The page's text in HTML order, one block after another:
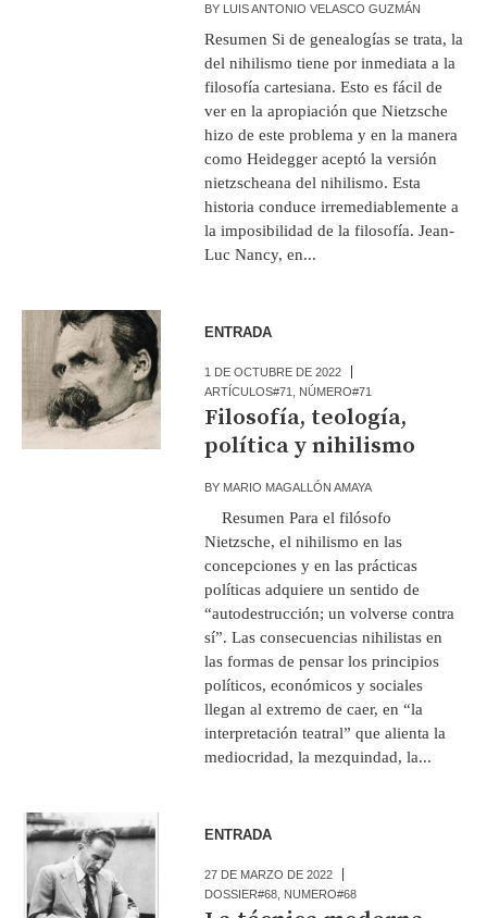
BY LUIS ANTONIO VELASCO GUZMÁN
Resumen Si de genealogías se trata, la
del nihilismo tiene por inmediata a la
filosofía cartesiana. Esto es fácil de
ver en la apropiación que Nietzsche
hizo de este problema y en la manera
como Heidegger aceptó la versión
nietzscheana del nihilismo. Esta
historia conduce irremediablemente a
la imposibilidad de la filosofía. Jean-
Luc Nancy, en...
ENTRADA
1 DE OCTUBRE DE 2022
ARTÍCULOS#71
NÚMERO#71
Filosofía, teología,
política y nihilismo
BY MARIO MAGALLÓN AMAYA
Resumen Para el filósofo
Nietzsche, el nihilismo en las
concepciones y en las prácticas
políticas adquiere un sentido de
“autodestrucción; un volverse contra
sí”. Las consecuencias nihilistas en
las formas de pensar los principios
políticos, económicos y sociales
llegan al extremo de caer, en “la
interpretación teatral” que alienta la
mediocridad, la mezquindad, la...
ENTRADA
27 DE MARZO DE 2022
DOSSIER#68 NUMERO#68